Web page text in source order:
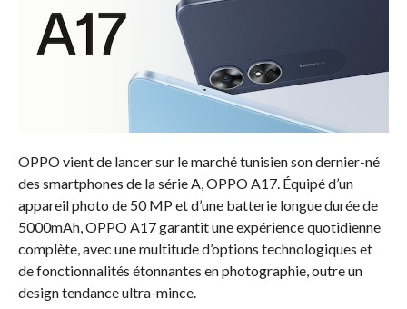
OPPO vient de lancer sur le marché tunisien son dernier-né
des smartphones de la série A, OPPO A17. Équipé d’un
appareil photo de 50 MP et d’une batterie longue durée de
5000mAh, OPPO A17 garantit une expérience quotidienne
complète, avec une multitude d’options technologiques et
de fonctionnalités étonnantes en photographie, outre un
design tendance ultra-mince.